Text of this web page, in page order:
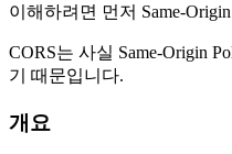
이해하려면 먼저 Same-
CORS는 사실 Same-Origin
기 때문입니다.
개요